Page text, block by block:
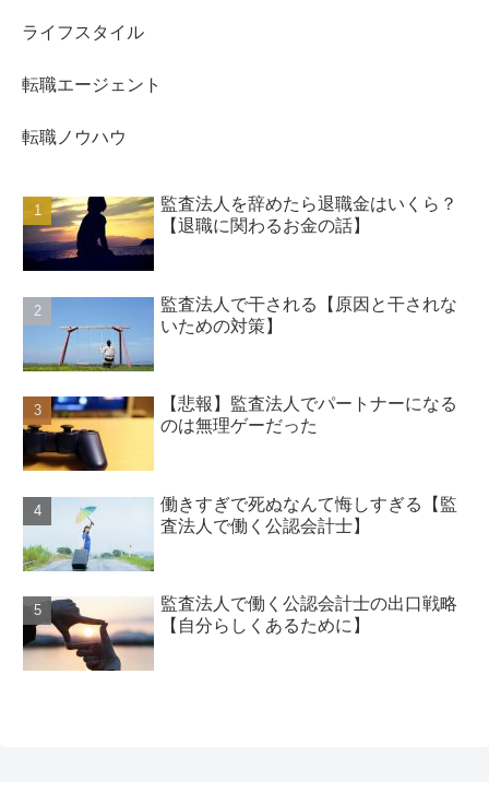
ライフスタイル
転職エージェント
転職ノウハウ
監査法人を辞めたら退職金はいくら？
【退職に関わるお金の話】
監査法人で干される【原因と干されな
いための対策】
【悲報】監査法人でパートナーになる
のは無理ゲーだった
働きすぎで死ぬなんて悔しすぎる【監
査法人で働く公認会計士】
監査法人で働く公認会計士の出口戦略
【自分らしくあるために】